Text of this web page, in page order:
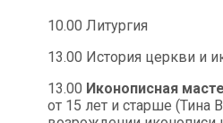
10.00 Литургия
13.00 История церкви и
13.00 Иконописная
от 15 лет и старше (Тина